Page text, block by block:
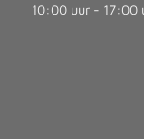
10:00 uur - 17:00